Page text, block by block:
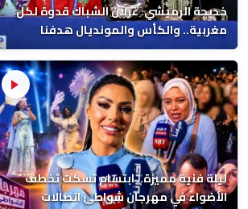
خديجة الرميشي: غزلان الشباك قدوة لكل
مغربية.. والكأس والمونديال هدفنا
ليلة فنية مميزة.. ابتسام تسكت تخطف
الأضواء في مهرجان شواطئ اتصالات